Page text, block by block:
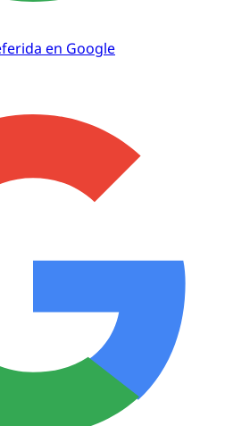
en Google